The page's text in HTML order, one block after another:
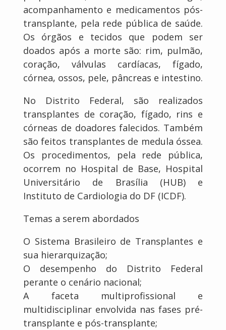
acompanhamento e medicamentos pós-
transplante, pela rede pública de saúde.
Os órgãos e tecidos que podem ser
doados após a morte são: rim, pulmão,
coração, válvulas cardíacas, fígado,
córnea, ossos, pele, pâncreas e intestino.
No Distrito Federal, são realizados
transplantes de coração, fígado, rins e
córneas de doadores falecidos. Também
são feitos transplantes de medula óssea.
Os procedimentos, pela rede pública,
ocorrem no Hospital de Base, Hospital
Universitário de Brasília (HUB) e
Instituto de Cardiologia do DF (ICDF).
Temas a serem abordados
O Sistema Brasileiro de Transplantes e
sua hierarquização;
O desempenho do Distrito Federal
perante o cenário nacional;
A faceta multiprofissional e
multidisciplinar envolvida nas fases pré-
transplante e pós-transplante;